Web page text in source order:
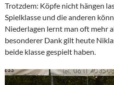
Trotzdem: Köpfe nicht hängen
Spielklasse und die anderen
Niederlagen lernt man oft mehr
besonderer Dank gilt heute
beide klasse gespielt haben.